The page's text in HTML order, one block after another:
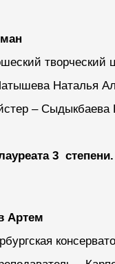
творческий
Наталья
–
3
Артем